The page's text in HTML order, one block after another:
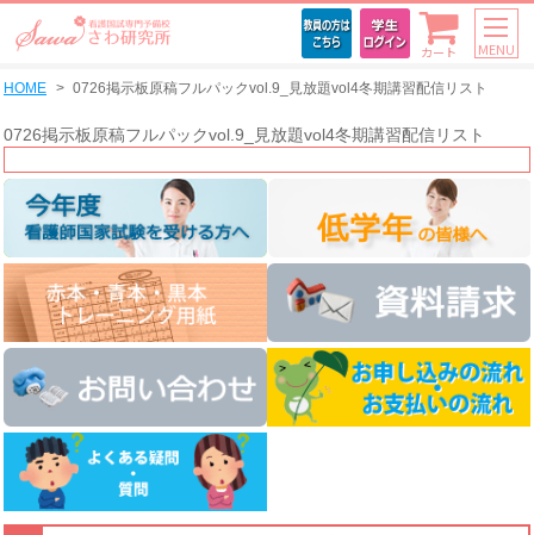
カート MENU
HOME 0726掲示板原稿フルパックvol.9_見放題vol4冬期講習配信リスト
0726掲示板原稿フルパックvol.9_見放題vol4冬期講習配信リスト